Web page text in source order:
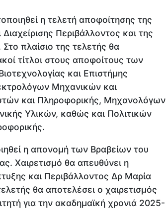
η τελετή αποφοίτησης της
Περιβάλλοντος και της
πλαίσιο της τελετής θα
τίτλοι στους αποφοίτους των
και Επιστήμης
Μηχανικών και
και Πληροφορικής, Μηχανολόγων
Υλικών, καθώς και Πολιτικών
η απονομή των Βραβείων του
Χαιρετισμό θα απευθύνει η
και Περιβάλλοντος Δρ Μαρία
θα αποτελέσει ο χαιρετισμός
για την ακαδημαϊκή χρονιά 2025-